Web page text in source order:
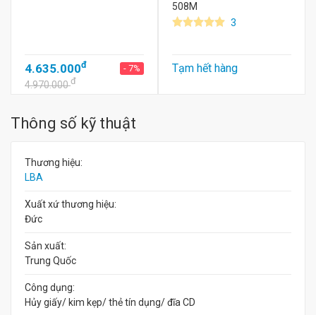
4.635.000đ - 7%
4.970.000đ
508M
3
Tạm hết hàng
Thông số kỹ thuật
Thương hiệu:
LBA
Xuất xứ thương hiệu:
Đức
Sản xuất:
Trung Quốc
Công dụng:
Hủy giấy/ kim kẹp/ thẻ tín dụng/ đĩa CD